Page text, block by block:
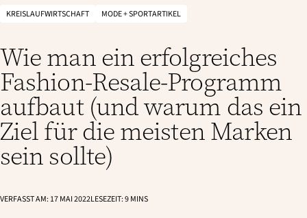
g
t
o
n
h
n
H
m
e
p
a
g
e
KREISLAUFWIRTSCHAFT MODE + SPORTARTIKEL
Wie man ein erfolgreiches
Fashion-Resale-Programm
aufbaut (und warum das ein
Ziel für die meisten Marken
sein sollte)
VERFASST AM:17 MAI 2022LESEZEIT:9MINS